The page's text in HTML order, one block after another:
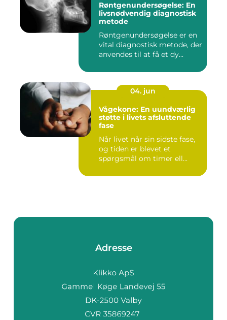
Røntgenundersøgelse: En
livsnødvendig diagnostisk
metode
Røntgenundersøgelse er en
vital diagnostisk metode, der
anvendes til at få et dy...
04. jun
Vågekone: En uundværlig
støtte i livets afsluttende
fase
Når livet når sin sidste fase,
og tiden er blevet et
spørgsmål om timer ell...
Adresse